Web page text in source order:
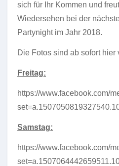
sich für Ihr Kommen und
Wiedersehen bei der
Partynight im Jahr 2018.
Die Fotos sind ab sofort hier
Freitag:
https://www.facebook.com/
Samstag:
https://www.facebook.com/